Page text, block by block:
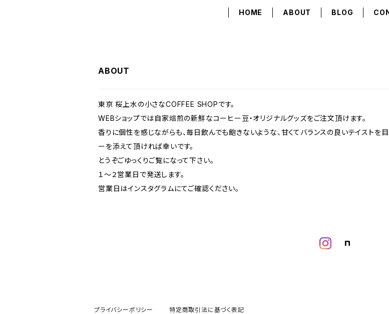
HOME ABOUT BLOG
ABOUT
東京 桜上水の小さなCOFFEE SHOPです。
WEBショップでは自家焙煎の新鮮なコーヒー豆・オリジナルグッズをご注文頂けます。
香りに個性を感じながらも、毎日飲んでも飽きないような、甘くてバランスの良いテイストを
ーを添えて頂ければ幸いです。
とうぞごゆっくりご覧になって下さい。
１～２営業日で発送します。
営業日はインスタグラムにてご確認ください。
プライバシーポリシー 特定商取引法に基づく表記